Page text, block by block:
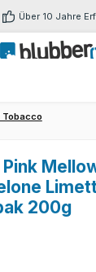
Über 10 Jahre
Tobacco
200g